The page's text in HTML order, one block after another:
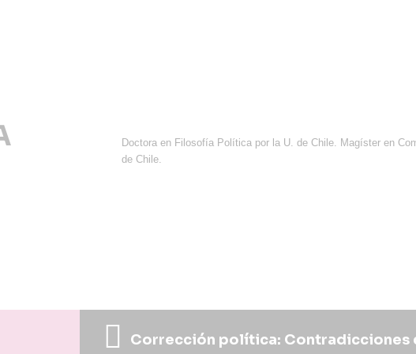
Doctora en Filosofía Política por la U. de Chile. Magíster en
de Chile.
Corrección política: Contradicciones